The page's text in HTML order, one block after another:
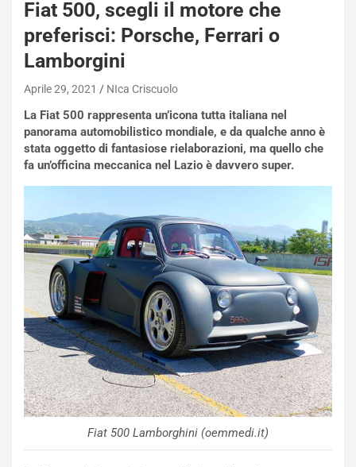
Fiat 500, scegli il motore che
preferisci: Porsche, Ferrari o
Lamborgini
Aprile 29, 2021 NIca Criscuolo
La Fiat 500 rappresenta un’icona tutta italiana nel
panorama automobilistico mondiale, e da qualche anno è
stata oggetto di fantasiose rielaborazioni, ma quello che
fa un’officina meccanica nel Lazio è davvero super.
Fiat 500 Lamborghini (oemmedi.it)